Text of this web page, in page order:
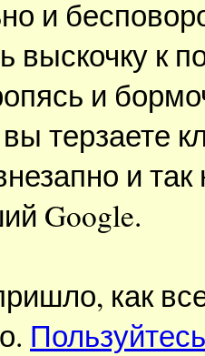
и
выскочку к
и
терзаете
и так
Google.
как